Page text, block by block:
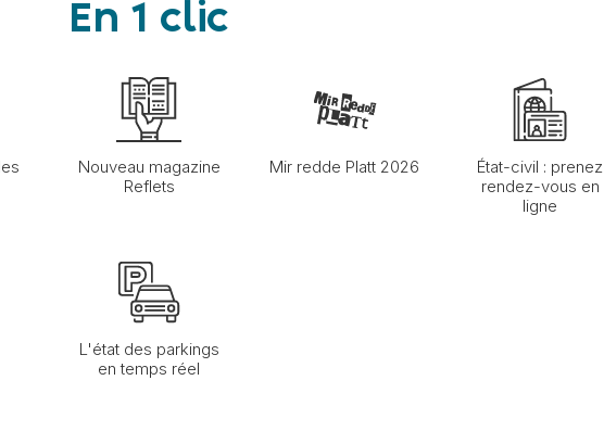
En 1 clic
Nouveau magazine
Reflets
Mir redde Platt 2026
État-civil : prenez
rendez-vous en
ligne
L'état des parkings
en temps réel